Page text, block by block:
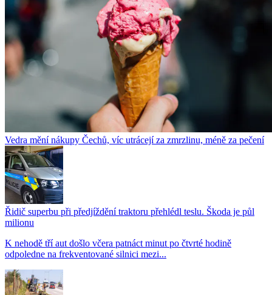
Vedra mění nákupy Čechů, víc utrácejí za zmrzlinu, méně za pečení
Řidič superbu při předjíždění traktoru přehlédl teslu. Škoda je půl
milionu
K nehodě tří aut došlo včera patnáct minut po čtvrté hodině
odpoledne na frekventované silnici mezi...